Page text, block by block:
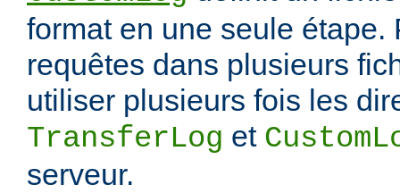
format en une seule étape.
requêtes dans plusieurs
utiliser plusieurs fois les
TransferLog et
serveur.